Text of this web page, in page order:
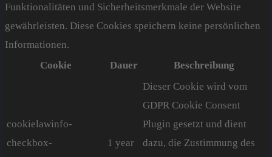
Funktionalitäten und Sicherheitsmerkmale der Website
gewährleisten. Diese Cookies speichern keine persönlichen
Informationen.
Cookie
Dauer Beschreibung
cookielawinfo-
checkbox-
1 year
Dieser Cookie wird vom
GDPR Cookie Consent
Plugin gesetzt und dient
dazu, die Zustimmung des